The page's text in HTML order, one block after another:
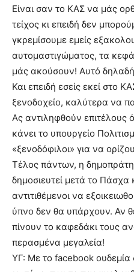
Είναι σαν το ΚΑΣ να μάς
τείχος κι επειδή δεν
γκρεμίσουμε εμείς
αυτομαστιγώματος, τα
μάς ακούσουν! Αυτό
Και επειδή εσείς εκεί στο
ξενοδοχείο, καλύτερα να
Ας αντιληφθούν επιτέλους
κάνει το υπουργείο
«ξενοδόφιλοι» για να
Τέλος πάντων, η
δημοσιευτεί μετά το Πάσχα
αντιτιθέμενοι να
ύπνο δεν θα υπάρχουν. Αν
πίνουν το καφεδάκι τους
περασμένα μεγαλεία!
ΥΓ: Με το facebook ουδεμία